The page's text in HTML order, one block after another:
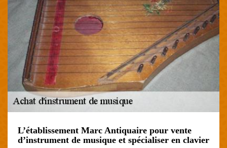
L’établissement Marc Antiquaire pour vente
d’instrument de musique et spécialiser en clavier